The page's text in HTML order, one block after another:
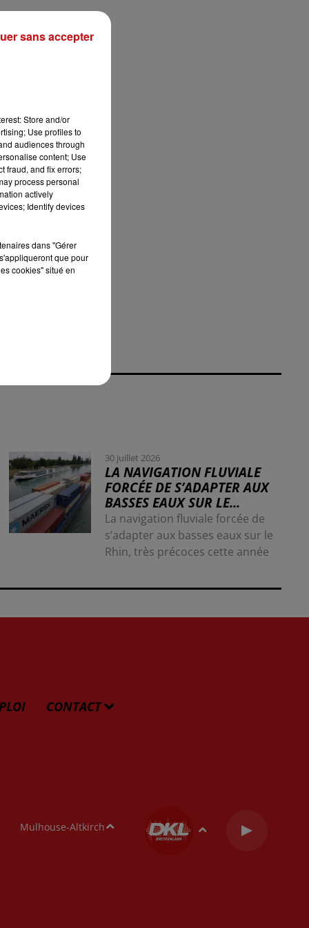
30 juillet 2026
LA NAVIGATION FLUVIALE
FORCÉE DE S’ADAPTER AUX
BASSES EAUX SUR LE...
La navigation fluviale forcée de
s’adapter aux basses eaux sur le
Rhin, très précoces cette année
CONTACT
Mulhouse-Altkirch
Store and/or
Use profiles to
audiences through
content; Use
fraud, and fix errors;
process personal
actively
Identify devices
dans "Gérer
que pour
cookies" situé en
sans accepter